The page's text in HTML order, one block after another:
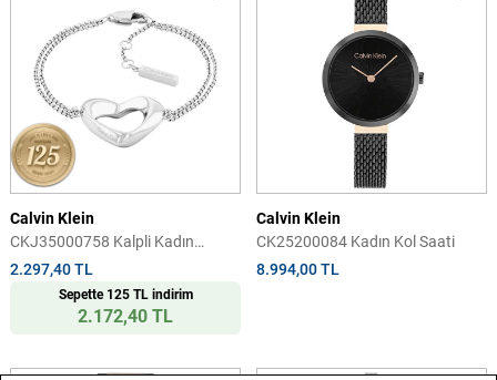
Calvin Klein
CKJ35000758 Kalpli Kadın
Bileklik
2.297,40 TL
Sepette 125 TL indirim
2.172,40 TL
Calvin Klein
CK25200084 Kadın Kol Saati
8.994,00 TL